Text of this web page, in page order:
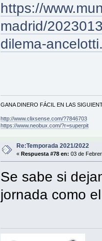
https://
madrid/
dilema-
GANA DINERO FÁCIL EN LAS
http://www.clixsense.com/?7846703
https://www.neobux.com/?r=superpit
Re:Temporada 2021/2022
«Respuesta #78 en: 03 de
Se sabe si
jornada como